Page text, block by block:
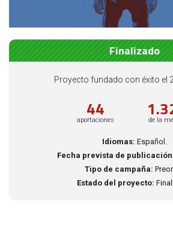
Finalizado
Proyecto fundado con éxito el
44
aportaciones de la
Idiomas: Español.
Fecha prevista de
Tipo de campaña:
Estado del proyecto: